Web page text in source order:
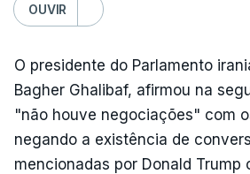
OUVIR
O presidente do Parlamento
Bagher Ghalibaf, afirmou na
"não houve negociações" com
negando a existência de
mencionadas por Donald Trump